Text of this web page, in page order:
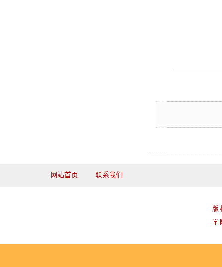
网站首页 联系我们
版
学